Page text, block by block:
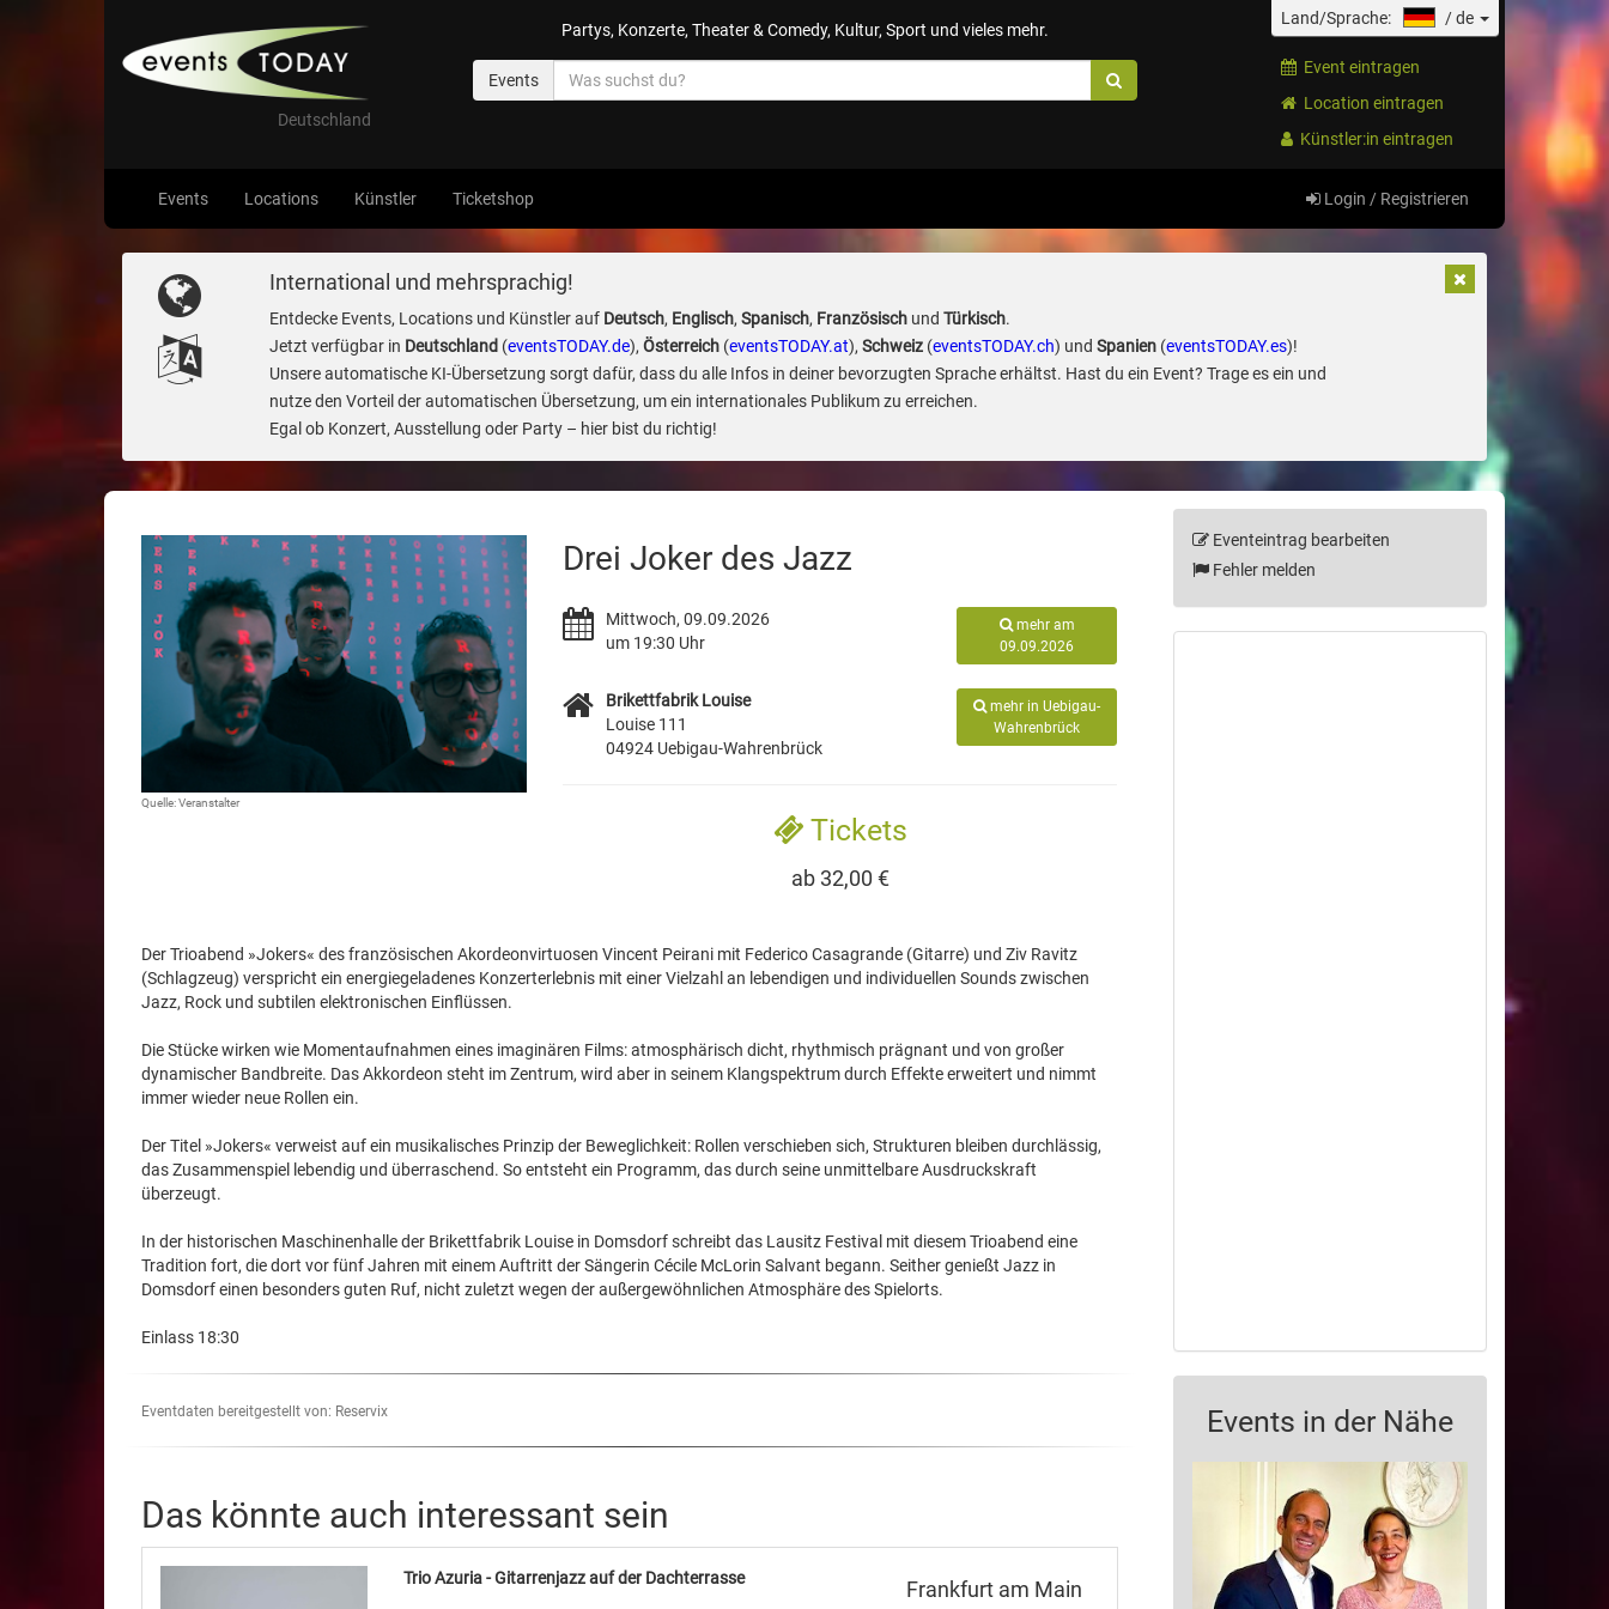
Deutschland
Partys, Konzerte, Theater & Comedy, Kultur, Sport und vieles mehr.
Events
Land/Sprache: /de
Event eintragen
Location eintragen
Künstler:in eintragen
Events Locations Künstler Ticketshop Login / Registrieren
International und mehrsprachig!
Entdecke Events, Locations und Künstler auf Deutsch, Englisch, Spanisch, Französischund Türkisch.
Jetzt verfügbar in Deutschland (eventsTODAY.de), Österreich(eventsTODAY.at), Schweiz(eventsTODAY.ch) und Spanien(eventsTODAY.es)!
Unsere automatische KI-Übersetzung sorgt dafür, dass du alle Infos in deiner bevorzugten Sprache erhältst. Hast du ein Event? Trage es ein und
nutze den Vorteil der automatischen Übersetzung, um ein internationales Publikum zu erreichen.
Egal ob Konzert, Ausstellung oder Party – hier bist du richtig!
Quelle: Veranstalter
Drei Joker des Jazz
Mittwoch, 09.09.2026
um 19:30 Uhr
mehr am
09.09.2026
Brikettfabrik Louise
Louise 111
04924 Uebigau-Wahrenbrück
mehr in Uebigau-
Wahrenbrück
Tickets
ab 32,00 €
Der Trioabend »Jokers« des französischen Akordeonvirtuosen Vincent Peirani mit Federico Casagrande (Gitarre) und Ziv Ravitz
(Schlagzeug) verspricht ein energiegeladenes Konzerterlebnis mit einer Vielzahl an lebendigen und individuellen Sounds zwischen
Jazz, Rock und subtilen elektronischen Einflüssen.
Die Stücke wirken wie Momentaufnahmen eines imaginären Films: atmosphärisch dicht, rhythmisch prägnant und von großer
dynamischer Bandbreite. Das Akkordeon steht im Zentrum, wird aber in seinem Klangspektrum durch Effekte erweitert und nimmt
immer wieder neue Rollen ein.
Der Titel »Jokers« verweist auf ein musikalisches Prinzip der Beweglichkeit: Rollen verschieben sich, Strukturen bleiben durchlässig,
das Zusammenspiel lebendig und überraschend. So entsteht ein Programm, das durch seine unmittelbare Ausdruckskraft
überzeugt.
In der historischen Maschinenhalle der Brikettfabrik Louise in Domsdorf schreibt das Lausitz Festival mit diesem Trioabend eine
Tradition fort, die dort vor fünf Jahren mit einem Auftritt der Sängerin Cécile McLorin Salvant begann. Seither genießt Jazz in
Domsdorf einen besonders guten Ruf, nicht zuletzt wegen der außergewöhnlichen Atmosphäre des Spielorts.
Einlass 18:30
Eventdaten bereitgestellt von: Reservix
Das könnte auch interessant sein
Trio Azuria - Gitarrenjazz auf der Dachterrasse Frankfurt am Main
Eventeintrag bearbeiten
Fehler melden
Events in der Nähe